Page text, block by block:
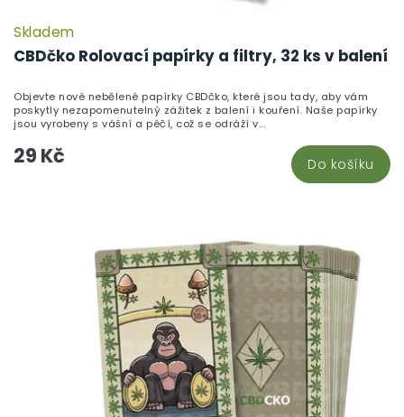
CBDčko Rolovací papírky a filtry, 32 ks v balení
Skladem
29 Kč Do košíku
Objevte nové nebělené papírky CBDčko, které jsou tady, aby vám
poskytly nezapomenutelný zážitek z balení i kouření. Naše papírky
jsou vyrobeny s vášní a péčí, což se odráží v...